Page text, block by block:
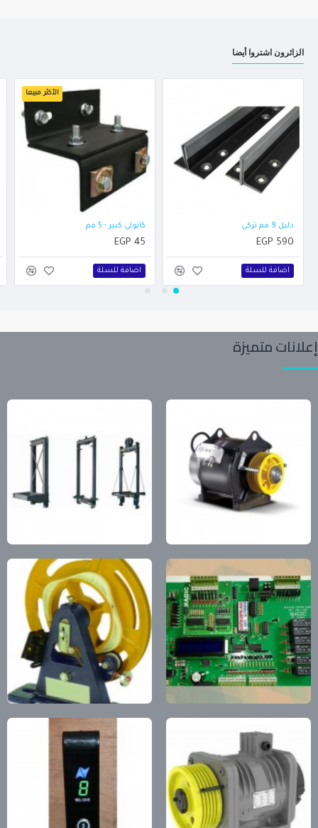
الزائرون اشتروا أيضا
دليل 9 مم تركي
EGP 590
اضافة للسلة
الأكثر مبيعا
كابولي كبير - 5 مم
EGP 45
اضافة للسلة
إعلانات متميزة